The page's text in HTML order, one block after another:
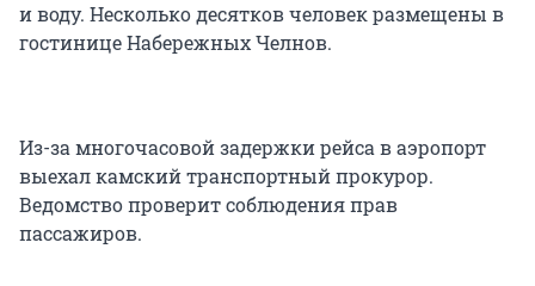
и воду. Несколько десятков человек размещены в
гостинице Набережных Челнов.
Из-за многочасовой задержки рейса в аэропорт
выехал камский транспортный прокурор.
Ведомство проверит соблюдения прав
пассажиров.